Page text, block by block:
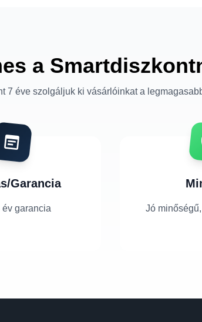
a
7 éve szolgáljuk ki vásárlóinkat a
Garancia
év garancia Jó